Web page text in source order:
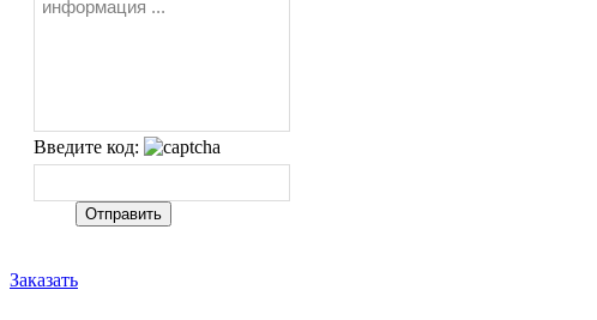
Введите код:
Заказать